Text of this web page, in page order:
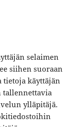
selaimen
siihen suoraan
tietoja käyttäjän
tallennettavia
ylläpitäjä.